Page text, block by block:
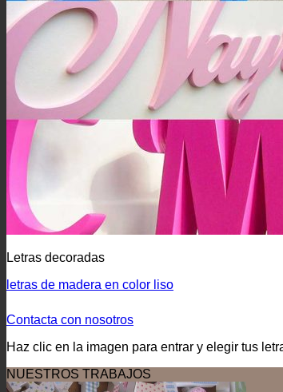
Letras decoradas
letras de madera en color liso
Contacta con nosotros
Haz clic en la imagen para entrar y elegir tus
NUESTROS TRABAJOS